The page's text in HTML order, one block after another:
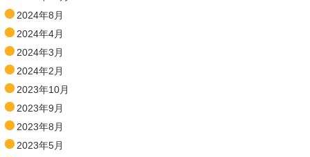
2024年8月
2024年4月
2024年3月
2024年2月
2023年10月
2023年9月
2023年8月
2023年5月